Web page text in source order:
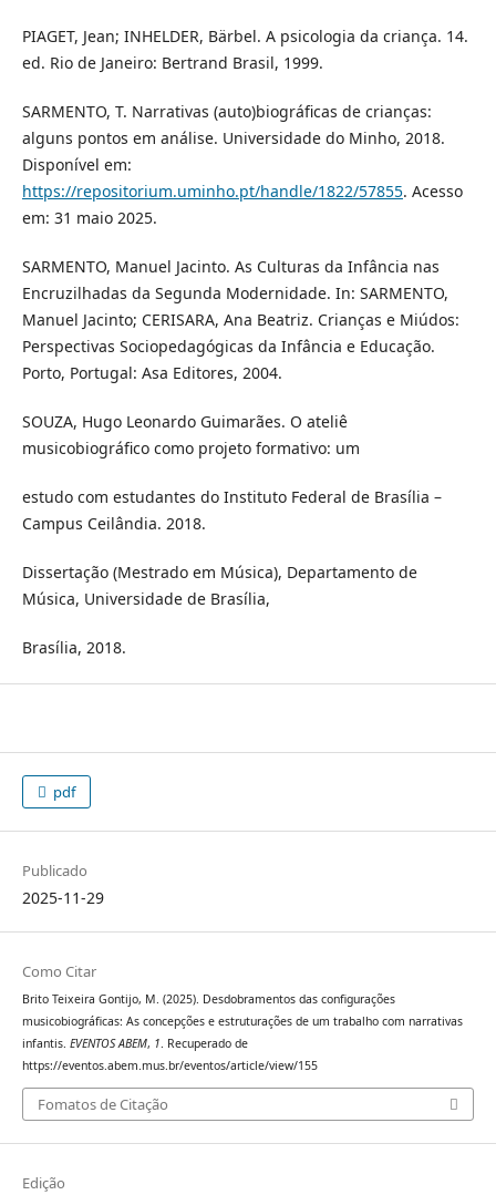
PIAGET, Jean; INHELDER, Bärbel. A psicologia da criança. 14.
ed. Rio de Janeiro: Bertrand Brasil, 1999.
SARMENTO, T. Narrativas (auto)biográficas de crianças:
alguns pontos em análise. Universidade do Minho, 2018.
Disponível em:
https://repositorium.uminho.pt/handle/1822/57855. Acesso
em: 31 maio 2025.
SARMENTO, Manuel Jacinto. As Culturas da Infância nas
Encruzilhadas da Segunda Modernidade. In: SARMENTO,
Manuel Jacinto; CERISARA, Ana Beatriz. Crianças e Miúdos:
Perspectivas Sociopedagógicas da Infância e Educação.
Porto, Portugal: Asa Editores, 2004.
SOUZA, Hugo Leonardo Guimarães. O ateliê
musicobiográfico como projeto formativo: um
estudo com estudantes do Instituto Federal de Brasília –
Campus Ceilândia. 2018.
Dissertação (Mestrado em Música), Departamento de
Música, Universidade de Brasília,
Brasília, 2018.
pdf
Publicado
2025-11-29
Como Citar
Brito Teixeira Gontijo, M. (2025). Desdobramentos das configurações
musicobiográficas: As concepções e estruturações de um trabalho com narrativas
infantis. EVENTOS ABEM, 1 . Recuperado de
https://eventos.abem.mus.br/eventos/article/view/155
Fomatos de Citação
Edição